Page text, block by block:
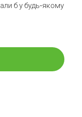
б у будь-якому